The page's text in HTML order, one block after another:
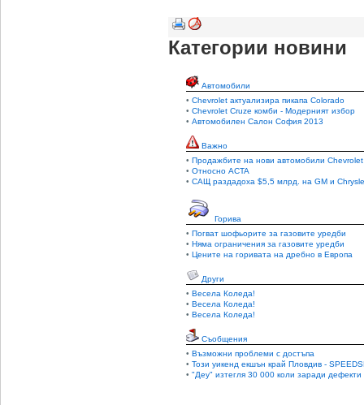
Категории новини
Автомобили
• Chevrolet актуализира пикапа Colorado
• Chevrolet Cruze комби - Модерният избор
• Автомобилен Салон София 2013
Важно
• Продажбите на нови автомобили Chevrolet
• Относно ACTA
• САЩ раздадоха $5,5 млрд. на GM и
Горива
• Погват шофьорите за газовите уредби
• Няма ограничения за газовите уредби
• Цените на горивата на дребно в Европа
Други
• Весела Коледа!
• Весела Коледа!
• Весела Коледа!
Съобщения
• Възможни проблеми с достъпа
• Този уикенд екшън край Пловдив -
• "Деу" изтегля 30 000 коли заради дефекти